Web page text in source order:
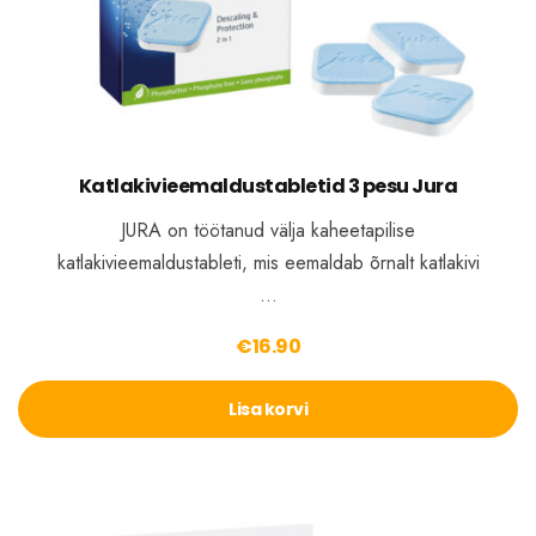
Katlakivieemaldustabletid 3 pesu Jura
JURA on töötanud välja kaheetapilise
katlakivieemaldustableti, mis eemaldab õrnalt katlakivi
…
€16.90
Lisa korvi